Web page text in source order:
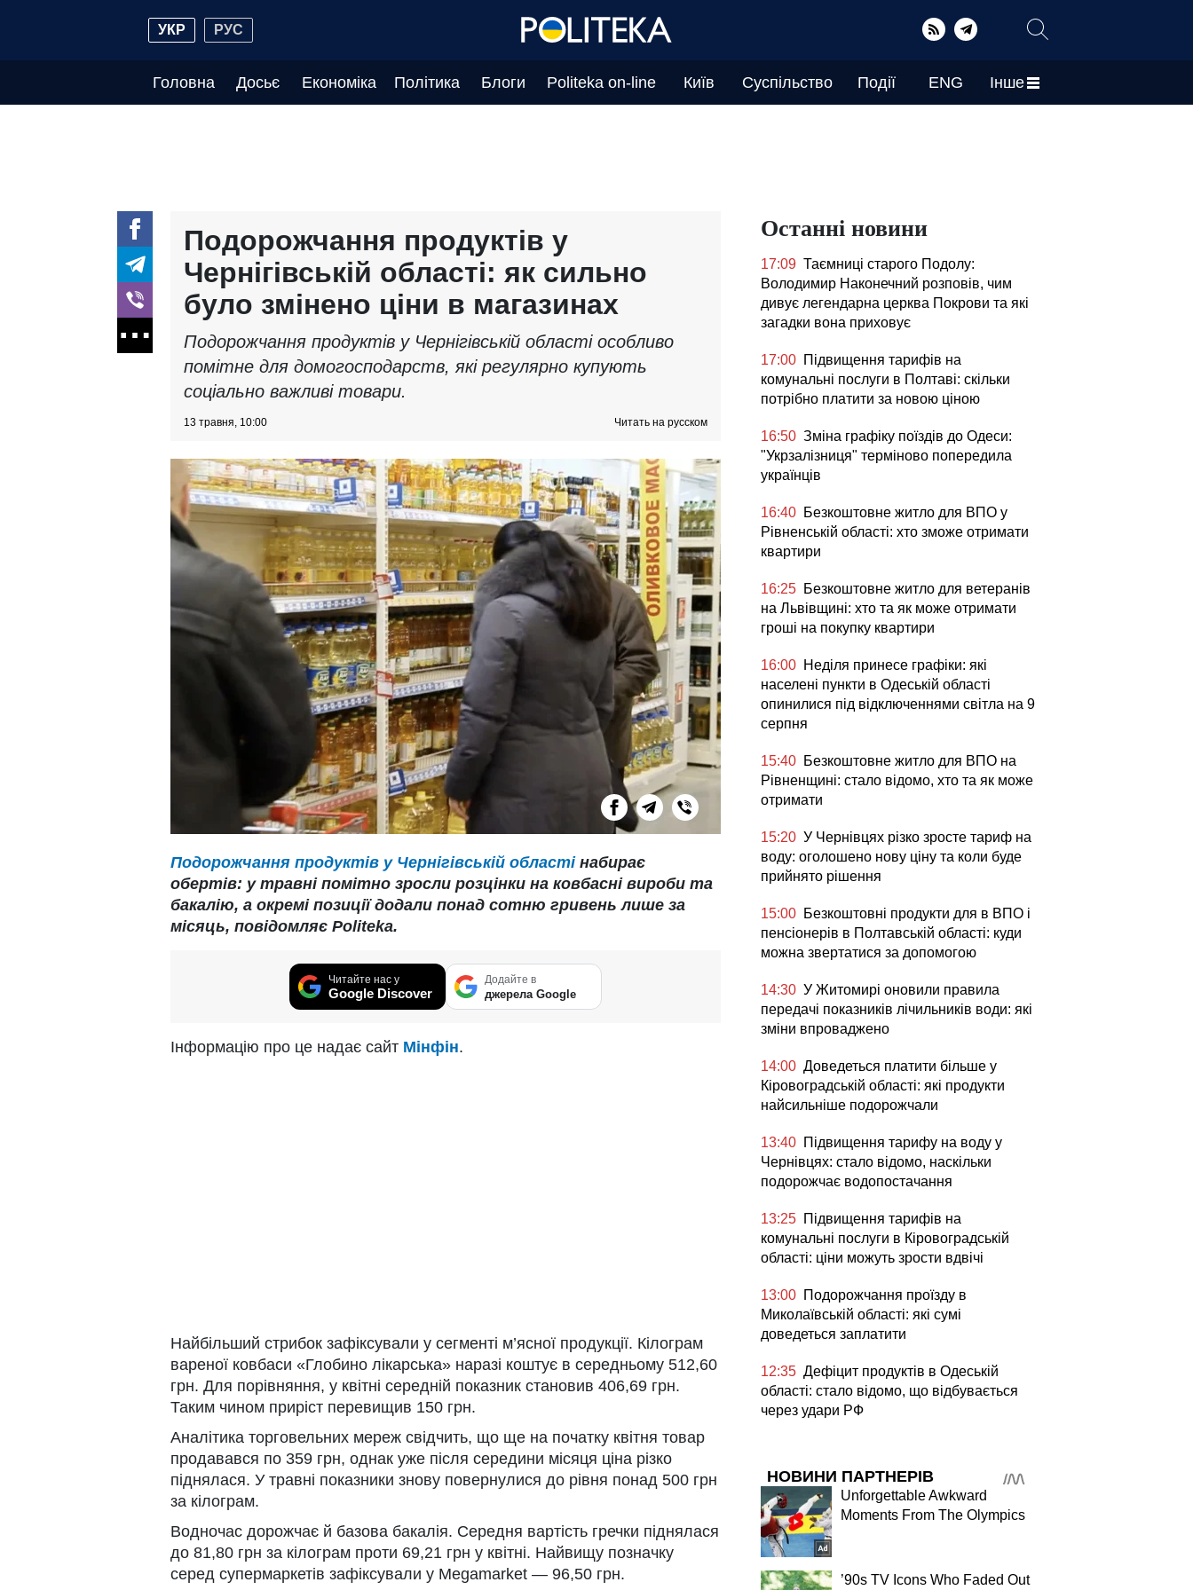
УКР РУС
Головна Досьє Економіка Політика Блоги Politeka on-line Київ Суспільство Події ENG Інше
Подорожчання продуктів у
Чернігівській області: як сильно
було змінено ціни в магазинах
Подорожчання продуктів у Чернігівській області особливо
помітне для домогосподарств, які регулярно купують
соціально важливі товари.
13 травня, 10:00 Читать на русском
Подорожчання продуктів у Чернігівській областінабирає
обертів: у травні помітно зросли розцінки на ковбасні вироби та
бакалію, а окремі позиції додали понад сотню гривень лише за
місяць, повідомляє Politeka.
Читайте нас у
Google Discover
Додайте в
джерела Google
Інформацію про це надає сайт Мінфін.
Найбільший стрибок зафіксували у сегменті м’ясної продукції. Кілограм
вареної ковбаси «Глобино лікарська» наразі коштує в середньому 512,60
грн. Для порівняння, у квітні середній показник становив 406,69 грн.
Таким чином приріст перевищив 150 грн.
Аналітика торговельних мереж свідчить, що ще на початку квітня товар
продавався по 359 грн, однак уже після середини місяця ціна різко
піднялася. У травні показники знову повернулися до рівня понад 500 грн
за кілограм.
Водночас дорожчає й базова бакалія. Середня вартість гречки піднялася
до 81,80 грн за кілограм проти 69,21 грн у квітні. Найвищу позначку
серед супермаркетів зафіксували у Megamarket — 96,50 грн.
Останні новини
17:09 Таємниці старого Подолу:
Володимир Наконечний розповів, чим
дивує легендарна церква Покрови та які
загадки вона приховує
17:00 Підвищення тарифів на
комунальні послуги в Полтаві: скільки
потрібно платити за новою ціною
16:50 Зміна графіку поїздів до Одеси:
"Укрзалізниця" терміново попередила
українців
16:40 Безкоштовне житло для ВПО у
Рівненській області: хто зможе отримати
квартири
16:25 Безкоштовне житло для ветеранів
на Львівщині: хто та як може отримати
гроші на покупку квартири
16:00 Неділя принесе графіки: які
населені пункти в Одеській області
опинилися під відключеннями світла на 9
серпня
15:40 Безкоштовне житло для ВПО на
Рівненщині: стало відомо, хто та як може
отримати
15:20 У Чернівцях різко зросте тариф на
воду: оголошено нову ціну та коли буде
прийнято рішення
15:00 Безкоштовні продукти для в ВПО і
пенсіонерів в Полтавській області: куди
можна звертатися за допомогою
14:30 У Житомирі оновили правила
передачі показників лічильників води: які
зміни впроваджено
14:00 Доведеться платити більше у
Кіровоградській області: які продукти
найсильніше подорожчали
13:40 Підвищення тарифу на воду у
Чернівцях: стало відомо, наскільки
подорожчає водопостачання
13:25 Підвищення тарифів на
комунальні послуги в Кіровоградській
області: ціни можуть зрости вдвічі
13:00 Подорожчання проїзду в
Миколаївській області: які сумі
доведеться заплатити
12:35 Дефіцит продуктів в Одеській
області: стало відомо, що відбувається
через удари РФ
НОВИНИ ПАРТНЕРІВ
Unforgettable Awkward
Moments From The Olympics
’90s TV Icons Who Faded Out